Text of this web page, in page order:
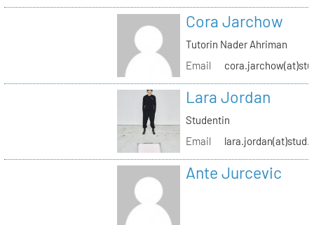
Cora Jarchow
Tutorin Nader Ahriman
Email
Lara Jordan
Studentin
Email
Ante Jurcevic